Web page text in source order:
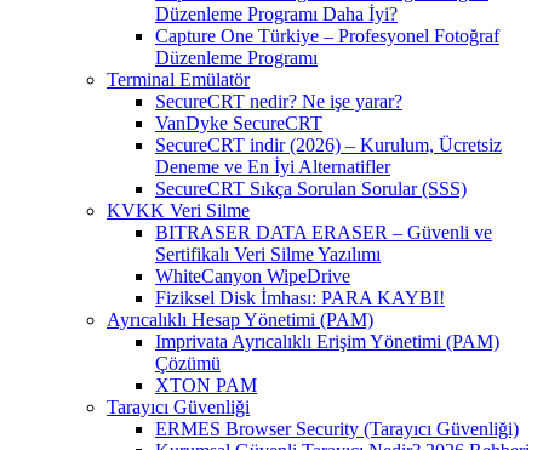
Düzenleme Programı Daha İyi?
Capture One Türkiye – Profesyonel Fotoğraf
Düzenleme Programı
Terminal Emülatör
SecureCRT nedir? Ne işe yarar?
VanDyke SecureCRT
SecureCRT indir (2026) – Kurulum, Ücretsiz
Deneme ve En İyi Alternatifler
SecureCRT Sıkça Sorulan Sorular (SSS)
KVKK Veri Silme
BITRASER DATA ERASER – Güvenli ve
Sertifikalı Veri Silme Yazılımı
WhiteCanyon WipeDrive
Fiziksel Disk İmhası: PARA KAYBI!
Ayrıcalıklı Hesap Yönetimi (PAM)
Imprivata Ayrıcalıklı Erişim Yönetimi (PAM)
Çözümü
XTON PAM
Tarayıcı Güvenliği
ERMES Browser Security (Tarayıcı Güvenliği)